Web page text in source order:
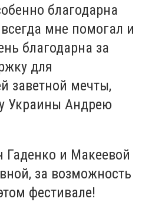
благодарна
мне помогал и
благодарна за
для
заветной мечты,
Украины Андрею
Гаденко и Макеевой
за возможность
фестивале!